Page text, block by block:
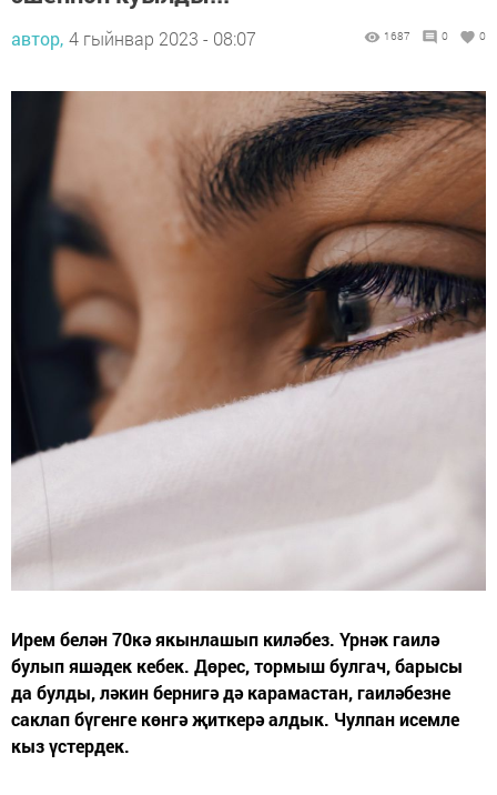
автор, 4 гыйнвар 2023 - 08:07 1687 0 0
Ирем белән 70кә якынлашып киләбез. Үрнәк гаилә
булып яшәдек кебек. Дөрес, тормыш булгач, барысы
да булды, ләкин бернигә дә карамастан, гаиләбезне
саклап бүгенге көнгә җиткерә алдык. Чулпан исемле
кыз үстердек.